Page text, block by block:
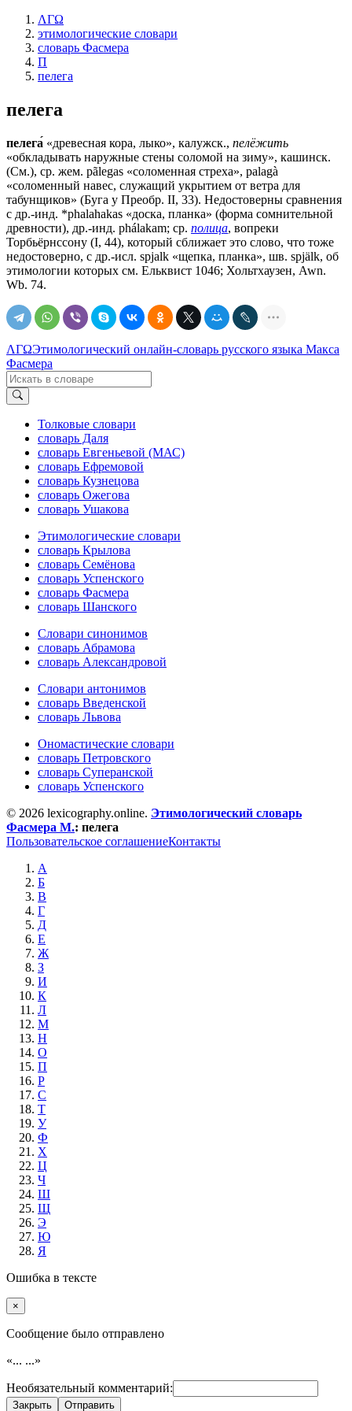
ΛΓΩ
этимологические словари
словарь Фасмера
П
пелега
пелега
пелега́ «древесная кора, лыко», калужск., пелёжить
«обкладывать наружные стены соломой на зиму», кашинск.
(См.), ср. жем. рãlеgаs «соломенная стреха», раlаgà
«соломенный навес, служащий укрытием от ветра для
табунщиков» (Буга у Преобр. II, 33). Недостоверны сравнения
с др.-инд. *рhаlаhаkаs «доска, планка» (форма сомнительной
древности), др.-инд. phálakam; ср. полица, вопреки
Торбьёрнссону (I, 44), который сближает это слово, что тоже
недостоверно, с др.-исл. spjalk «щепка, планка», шв. spjälk, об
этимологии которых см. Ельквист 1046; Хольтхаузен, Awn.
Wb. 74.
ΛΓΩЭтимологический онлайн-словарь русского языка Макса
Фасмера
Толковые словари
словарь Даля
словарь Евгеньевой (МАС)
словарь Ефремовой
словарь Кузнецова
словарь Ожегова
словарь Ушакова
Этимологические словари
словарь Крылова
словарь Семёнова
словарь Успенского
словарь Фасмера
словарь Шанского
Словари синонимов
словарь Абрамова
словарь Александровой
Словари антонимов
словарь Введенской
словарь Львова
Ономастические словари
словарь Петровского
словарь Суперанской
словарь Успенского
© 2026 lexicography.online. Этимологический словарь
Фасмера М.: пелега
Пользовательское соглашениеКонтакты
А
Б
В
Г
Д
Е
Ж
З
И
К
Л
М
Н
О
П
Р
С
Т
У
Ф
Х
Ц
Ч
Ш
Щ
Э
Ю
Я
Ошибка в тексте
×
Cообщение было отправлено
«... ...»
Необязательный комментарий:
Закрыть Отправить